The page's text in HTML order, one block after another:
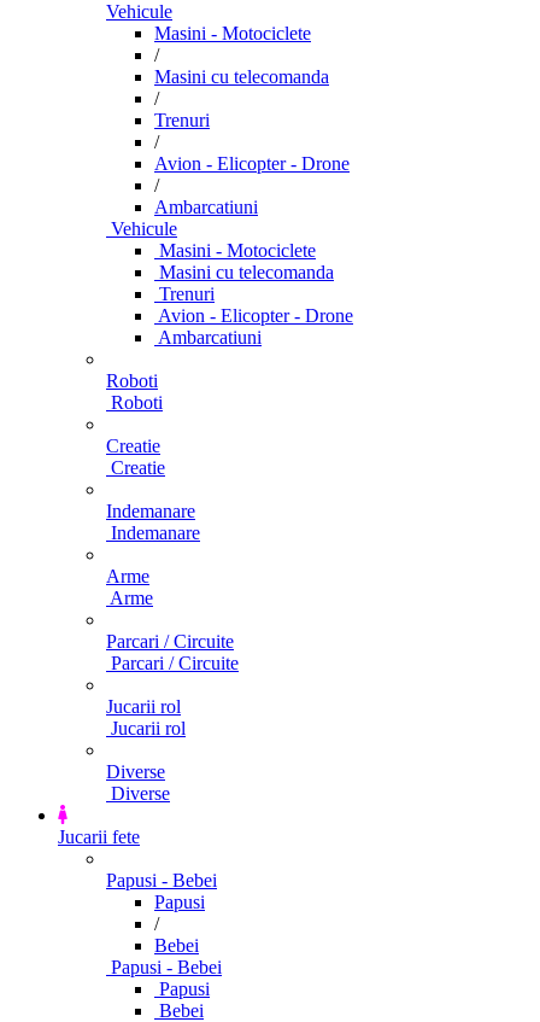
Vehicule
Masini - Motociclete
/
Masini cu telecomanda
/
Trenuri
/
Avion - Elicopter - Drone
/
Ambarcatiuni
Vehicule
Masini - Motociclete
Masini cu telecomanda
Trenuri
Avion - Elicopter - Drone
Ambarcatiuni
Roboti
Roboti
Creatie
Creatie
Indemanare
Indemanare
Arme
Arme
Parcari / Circuite
Parcari / Circuite
Jucarii rol
Jucarii rol
Diverse
Diverse
Jucarii fete
Papusi - Bebei
Papusi
/
Bebei
Papusi - Bebei
Papusi
Bebei